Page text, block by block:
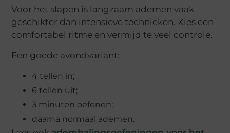
Voor het slapen is langzaam ademen vaak
geschikter dan intensieve technieken. Kies een
comfortabel ritme en vermijd te veel controle.
Een goede avondvariant:
4 tellen in;
6 tellen uit;
3 minuten oefenen;
daarna normaal ademen.